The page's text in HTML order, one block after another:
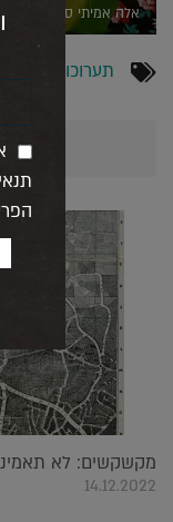
אלה אמיתי סדובסקי
תערוכות
מקשקשים: לא
14.12.2022